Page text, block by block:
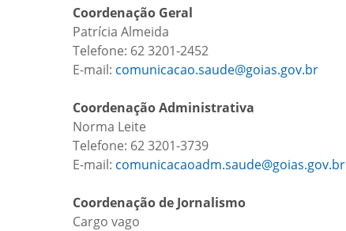
Coordenação Geral
Patrícia Almeida
Telefone: 62 3201-2452
E-mail: comunicacao.saude@goias.gov.br
Coordenação Administrativa
Norma Leite
Telefone: 62 3201-3739
E-mail: comunicacaoadm.saude@goias.gov.br
Coordenação de Jornalismo
Cargo vago